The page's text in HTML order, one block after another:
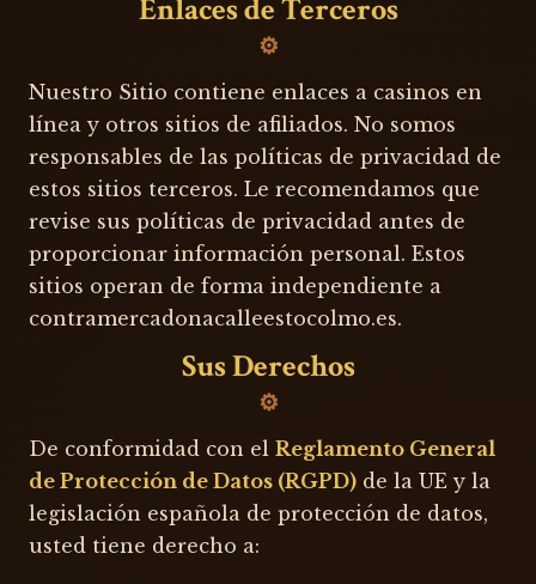
Enlaces de Terceros
Nuestro Sitio contiene enlaces a casinos en
línea y otros sitios de afiliados. No somos
responsables de las políticas de privacidad de
estos sitios terceros. Le recomendamos que
revise sus políticas de privacidad antes de
proporcionar información personal. Estos
sitios operan de forma independiente a
contramercadonacalleestocolmo.es.
Sus Derechos
De conformidad con el Reglamento General
de Protección de Datos (RGPD) de la UE y la
legislación española de protección de datos,
usted tiene derecho a: